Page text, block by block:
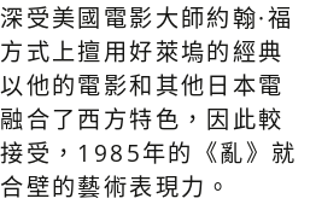
受美國電影大師約翰·福
式上擅用好萊塢的經典
他的電影和其他日本電
合了西方特色，因此較
受，1985年的《亂》就
壁的藝術表現力。